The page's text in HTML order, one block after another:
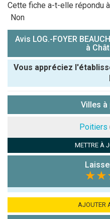
Cette fiche a-t-elle répondu
Non
Avis LOG.-FOYER
à
Vous appréciez
Note que vous souhaitez
l'établissement
Villes à
Poitiers
METTRE À
AJOUTER